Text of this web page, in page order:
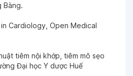
Bàng.
Cardiology, Open Medical
tiêm nội khớp, tiêm mô sẹo
Đại học Y dược Huế